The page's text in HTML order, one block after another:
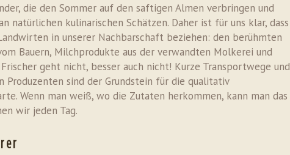
die den Sommer auf den saftigen Almen verbringen und
natürlichen kulinarischen Schätzen. Daher ist für uns klar, dass
in unserer Nachbarschaft beziehen: den berühmten
Bauern, Milchprodukte aus der verwandten Molkerei und
geht nicht, besser auch nicht! Kurze Transportwege und
sind der Grundstein für die qualitativ
Wenn man weiß, wo die Zutaten herkommen, kann man das
wir jeden Tag.